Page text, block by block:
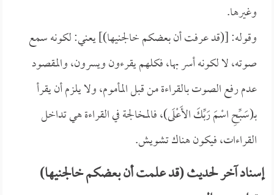
وغيرها.
وقوله: [(قد عرفت أن بعضكم خالجنيها)] يعني: لكونه سمع
صوته، لا لكونه أسر بها، فكلهم يقرءون ويسرون، والمقصود
عدم رفع الصوت بالقراءة من قبل المأموم، ولا يلزم أن يقرأ
بـ(سَبِّحِ اسْمَ رَبِّكَ الأَعْلَى)، فالمخالجة في القراءة هي تداخل
القراءات، فيكون هناك تشويش.
إسناد آخر لحديث (قد علمت أن بعضكم خالجنيها)